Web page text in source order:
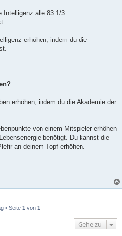
Intelligenz alle 83 1/3
erhöhen, indem du die
erhöhen, indem du die Akademie der
von einem Mitspieler erhöhen
benötigt. Du kannst die
an deinem Topf erhöhen.
• Seite 1 von 1
Gehe zu